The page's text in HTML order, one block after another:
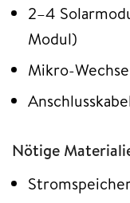
2–4
Modul)
Mikro-
Nötige